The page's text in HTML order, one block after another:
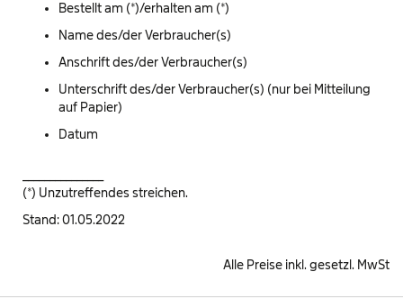
Bestellt am (*)/erhalten am (*)
Name des/der Verbraucher(s)
Anschrift des/der Verbraucher(s)
Unterschrift des/der Verbraucher(s) (nur bei Mitteilung
auf Papier)
Datum
(*) Unzutreffendes streichen.
Stand: 01.05.2022
Alle Preise inkl. gesetzl. MwSt